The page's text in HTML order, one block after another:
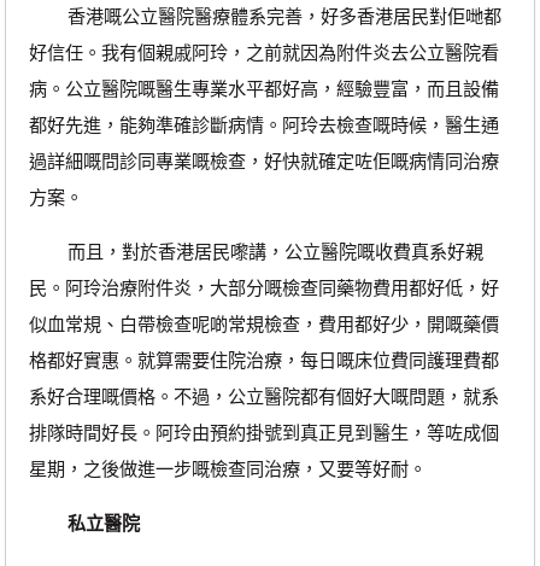
香港嘅公立醫院醫療體系完善，好多香港居民對佢哋都
好信任。我有個親戚阿玲，之前就因為附件炎去公立醫院看
病。公立醫院嘅醫生專業水平都好高，經驗豐富，而且設備
都好先進，能夠準確診斷病情。阿玲去檢查嘅時候，醫生通
過詳細嘅問診同專業嘅檢查，好快就確定咗佢嘅病情同治療
方案。
而且，對於香港居民嚟講，公立醫院嘅收費真系好親
民。阿玲治療附件炎，大部分嘅檢查同藥物費用都好低，好
似血常規、白帶檢查呢啲常規檢查，費用都好少，開嘅藥價
格都好實惠。就算需要住院治療，每日嘅床位費同護理費都
系好合理嘅價格。不過，公立醫院都有個好大嘅問題，就系
排隊時間好長。阿玲由預約掛號到真正見到醫生，等咗成個
星期，之後做進一步嘅檢查同治療，又要等好耐。
私立醫院